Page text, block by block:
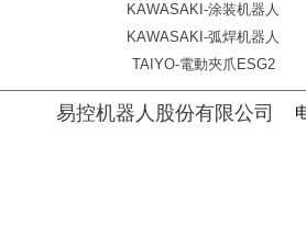
KAWASAKI-涂装机器人
KAWASAKI-弧焊机器人
TAIYO-電動夾爪ESG2
易控机器人股份有限公司